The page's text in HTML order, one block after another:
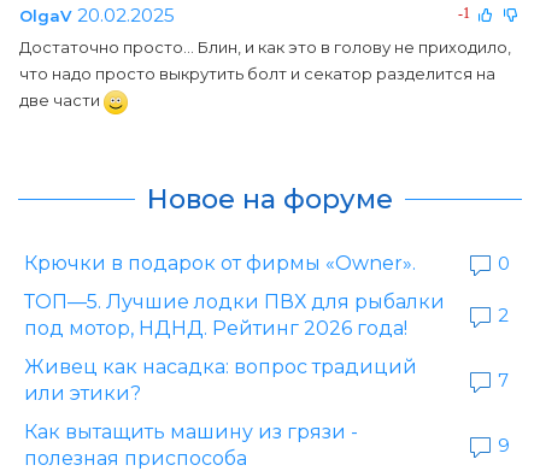
-1
OlgaV 20.02.2025
Достаточно просто... Блин, и как это в голову не приходило,
что надо просто выкрутить болт и секатор разделится на
две части
Новое на форуме
Крючки в подарок от фирмы «Owner».
0
ТОП—5. Лучшие лодки ПВХ для рыбалки
под мотор, НДНД. Рейтинг 2026 года!
2
Живец как насадка: вопрос традиций
или этики?
7
Как вытащить машину из грязи -
полезная приспособа
9